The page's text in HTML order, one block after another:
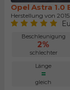
Opel Astra 1.0
Herstellung von
Beschleunigung
2%
schlechter
Länge
=
gleich